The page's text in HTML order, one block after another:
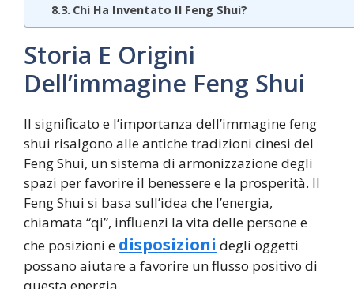
Chi Ha Inventato Il Feng Shui?
Storia E Origini
Dell’immagine Feng Shui
Il significato e l’importanza dell’immagine feng
shui risalgono alle antiche tradizioni cinesi del
Feng Shui, un sistema di armonizzazione degli
spazi per favorire il benessere e la prosperità. Il
Feng Shui si basa sull’idea che l’energia,
chiamata “qi”, influenzi la vita delle persone e
che posizioni e disposizioni degli oggetti
possano aiutare a favorire un flusso positivo di
questa energia.